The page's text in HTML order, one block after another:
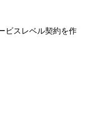
ビスレベル契約を作